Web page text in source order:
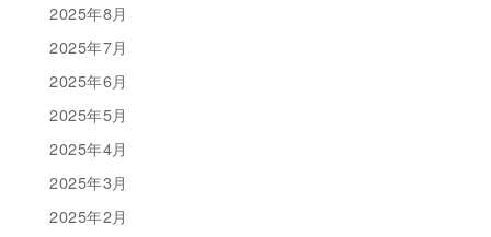
2025年8月
2025年7月
2025年6月
2025年5月
2025年4月
2025年3月
2025年2月